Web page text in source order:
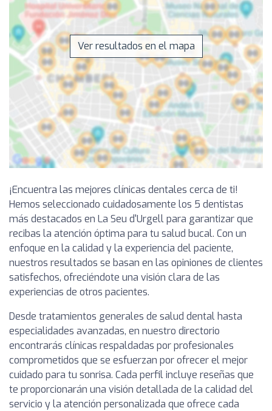
Ver resultados en el mapa
¡Encuentra las mejores clínicas dentales cerca de ti!
Hemos seleccionado cuidadosamente los 5 dentistas
más destacados en La Seu d'Urgell para garantizar que
recibas la atención óptima para tu salud bucal. Con un
enfoque en la calidad y la experiencia del paciente,
nuestros resultados se basan en las opiniones de clientes
satisfechos, ofreciéndote una visión clara de las
experiencias de otros pacientes.
Desde tratamientos generales de salud dental hasta
especialidades avanzadas, en nuestro directorio
encontrarás clínicas respaldadas por profesionales
comprometidos que se esfuerzan por ofrecer el mejor
cuidado para tu sonrisa. Cada perfil incluye reseñas que
te proporcionarán una visión detallada de la calidad del
servicio y la atención personalizada que ofrece cada